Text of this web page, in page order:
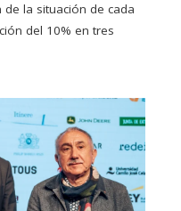
la situación de cada
del 10% en tres